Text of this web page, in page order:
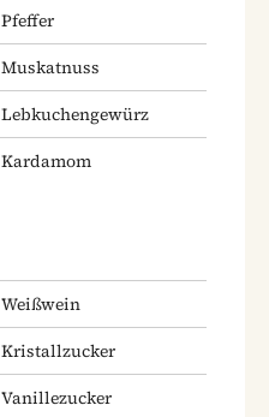
Pfeffer
Muskatnuss
Lebkuchengewürz
Kardamom
Weißwein
Kristallzucker
Vanillezucker